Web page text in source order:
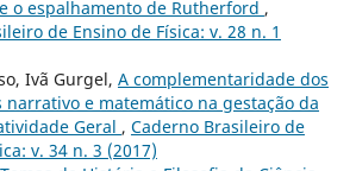
o espalhamento de Rutherford ,
de Ensino de Física: v. 28 n. 1
Ivã Gurgel, A complementaridade dos
narrativo e matemático na gestação da
Geral , Caderno Brasileiro de
v. 34 n. 3 (2017)